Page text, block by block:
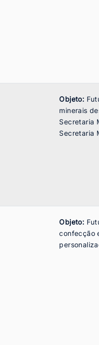
Objeto:
minerais
Secretaria
Secretaria
Objeto:
confecção